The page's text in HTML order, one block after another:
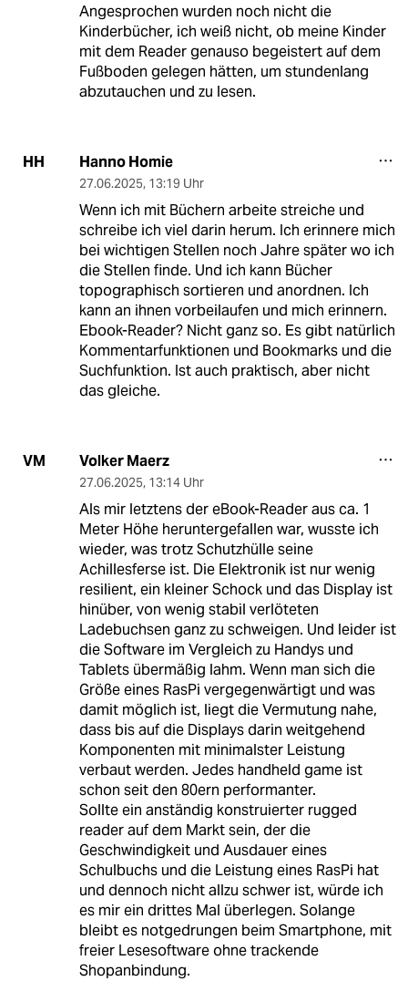
Angesprochen wurden noch nicht die
Kinderbücher, ich weiß nicht, ob meine Kinder
mit dem Reader genauso begeistert auf dem
Fußboden gelegen hätten, um stundenlang
abzutauchen und zu lesen.
HH Hanno Homie
27.06.2025, 13:19 Uhr
Wenn ich mit Büchern arbeite streiche und
schreibe ich viel darin herum. Ich erinnere mich
bei wichtigen Stellen noch Jahre später wo ich
die Stellen finde. Und ich kann Bücher
topographisch sortieren und anordnen. Ich
kann an ihnen vorbeilaufen und mich erinnern.
Ebook-Reader? Nicht ganz so. Es gibt natürlich
Kommentarfunktionen und Bookmarks und die
Suchfunktion. Ist auch praktisch, aber nicht
das gleiche.
VM Volker Maerz
27.06.2025, 13:14 Uhr
Als mir letztens der eBook-Reader aus ca. 1
Meter Höhe heruntergefallen war, wusste ich
wieder, was trotz Schutzhülle seine
Achillesferse ist. Die Elektronik ist nur wenig
resilient, ein kleiner Schock und das Display ist
hinüber, von wenig stabil verlöteten
Ladebuchsen ganz zu schweigen. Und leider ist
die Software im Vergleich zu Handys und
Tablets übermäßig lahm. Wenn man sich die
Größe eines RasPi vergegenwärtigt und was
damit möglich ist, liegt die Vermutung nahe,
dass bis auf die Displays darin weitgehend
Komponenten mit minimalster Leistung
verbaut werden. Jedes handheld game ist
schon seit den 80ern performanter.
Sollte ein anständig konstruierter rugged
reader auf dem Markt sein, der die
Geschwindigkeit und Ausdauer eines
Schulbuchs und die Leistung eines RasPi hat
und dennoch nicht allzu schwer ist, würde ich
es mir ein drittes Mal überlegen. Solange
bleibt es notgedrungen beim Smartphone, mit
freier Lesesoftware ohne trackende
Shopanbindung.